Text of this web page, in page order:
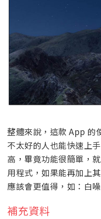
整體來說，這款 App 的
不太好的人也能快速上
高，畢竟功能很簡單，
用程式，如果能再加上
應該會更值得，如：白
補充資料